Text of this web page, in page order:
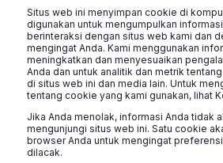
Situs web ini menyimpan cookie di
digunakan untuk mengumpulkan
berinteraksi dengan situs web kami dan
mengingat Anda. Kami menggunakan
meningkatkan dan menyesuaikan
Anda dan untuk analitik dan metrik
di situs web ini dan media lain. Untuk
tentang cookie yang kami gunakan, lihat
Jika Anda menolak, informasi Anda tidak
mengunjungi situs web ini. Satu cookie
browser Anda untuk mengingat
dilacak.
Naluri untuk